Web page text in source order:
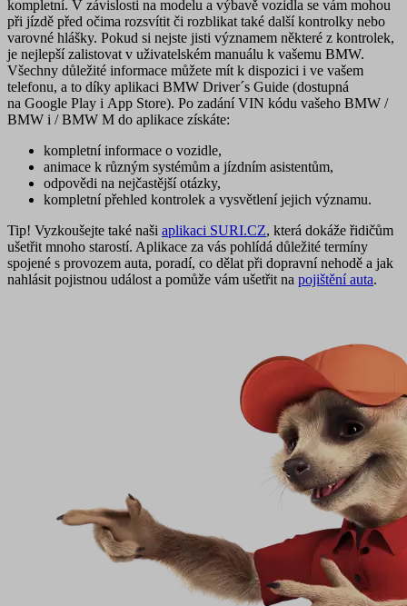
kompletní. V závislosti na modelu a výbavě vozidla se vám mohou
při jízdě před očima rozsvítit či rozblikat také další kontrolky nebo
varovné hlášky. Pokud si nejste jisti významem některé z kontrolek,
je nejlepší zalistovat v uživatelském manuálu k vašemu BMW.
Všechny důležité informace můžete mít k dispozici i ve vašem
telefonu, a to díky aplikaci BMW Driver´s Guide (dostupná
na Google Play i App Store). Po zadání VIN kódu vašeho BMW /
BMW i / BMW M do aplikace získáte:
kompletní informace o vozidle,
animace k různým systémům a jízdním asistentům,
odpovědi na nejčastější otázky,
kompletní přehled kontrolek a vysvětlení jejich významu.
Tip! Vyzkoušejte také naši aplikaci SURI.CZ, která dokáže řidičům
ušetřit mnoho starostí. Aplikace za vás pohlídá důležité termíny
spojené s provozem auta, poradí, co dělat při dopravní nehodě a jak
nahlásit pojistnou událost a pomůže vám ušetřit na pojištění auta.